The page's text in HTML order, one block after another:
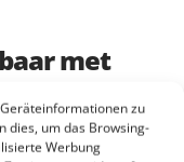
zu
dies, um das Browsing-
Werbung
met